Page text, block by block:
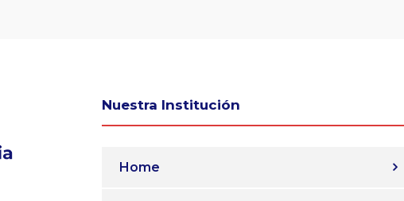
Nuestra Institución
Home